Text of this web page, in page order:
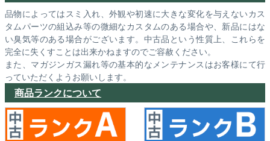
品物によってはスミ入れ、外観や初速に大きな変化を与えないカス
タムパーツの組込み等の微細なカスタムのある場合や、新品にはな
い臭気等のある場合がございます。中古品という性質上、これらを
完全に失くすことは出来かねますのでご容赦ください。
また、マガジンガス漏れ等の基本的なメンテナンスはお客様にて行
っていただくようお願いします。
商品ランクについて